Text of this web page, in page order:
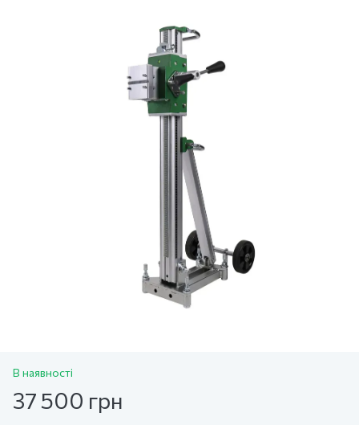
В наявності
37 500 грн